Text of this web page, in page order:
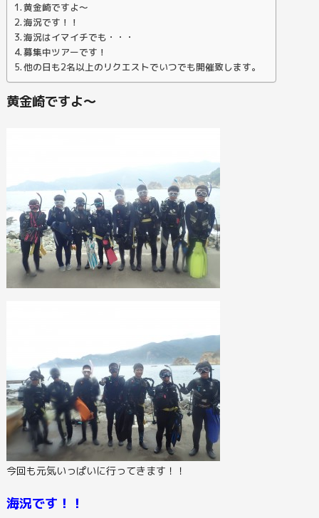
黄金崎ですよ～
海況です！！
海況はイマイチでも・・・
募集中ツアーです！
他の日も2名以上のリクエストでいつでも開催致します。
黄金崎ですよ～
今回も元気いっぱいに行ってきます！！
海況です！！